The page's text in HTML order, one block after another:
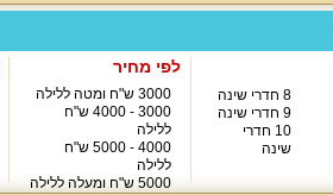
8 חדרי שינה
9 חדרי שינה
10 חדרי
שינה
לפי מחיר
3000 ש"ח ומטה ללילה
3000 - 4000 ש"ח
ללילה
4000 - 5000 ש"ח
ללילה
5000 ש"ח ומעלה ללילה